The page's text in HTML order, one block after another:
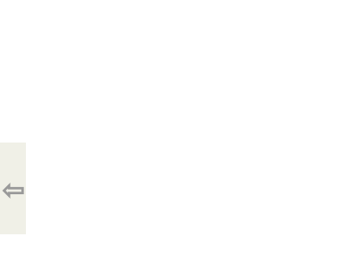
⇦